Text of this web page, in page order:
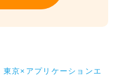
東京×アプリケーションエ